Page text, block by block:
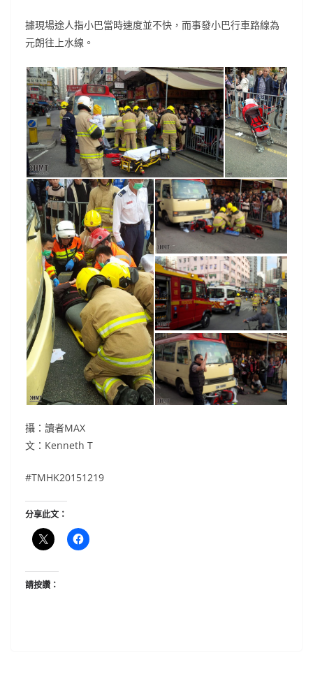
據現場途人指小巴當時速度並不快，而事發小巴行車路線為
元朗往上水線。
攝：讀者MAX
文：Kenneth T
#TMHK20151219
分享此文：
請按讚：